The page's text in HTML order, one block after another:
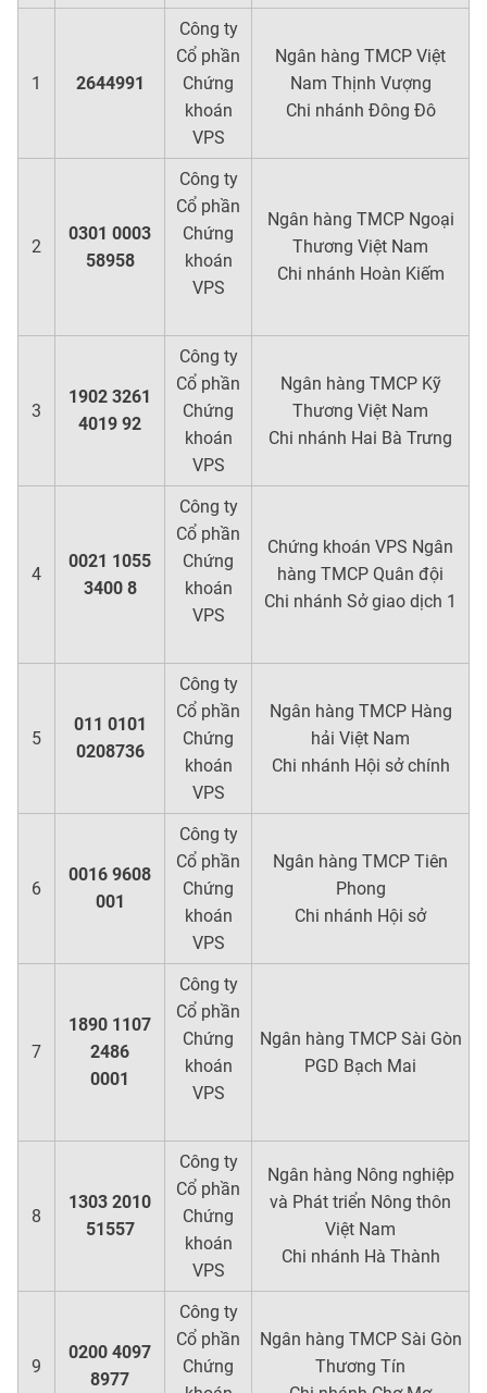
1 2644991
Công ty
Cổ phần
Chứng
khoán
VPS
Ngân hàng TMCP Việt
Nam Thịnh Vượng
Chi nhánh Đông Đô
2
0301 0003
58958
Công ty
Cổ phần
Chứng
khoán
VPS
Ngân hàng TMCP Ngoại
Thương Việt Nam
Chi nhánh Hoàn Kiếm
3
1902 3261
4019 92
Công ty
Cổ phần
Chứng
khoán
VPS
Ngân hàng TMCP Kỹ
Thương Việt Nam
Chi nhánh Hai Bà Trưng
4
0021 1055
3400 8
Công ty
Cổ phần
Chứng
khoán
VPS
Chứng khoán VPS Ngân
hàng TMCP Quân đội
Chi nhánh Sở giao dịch 1
5
011 0101
0208736
Công ty
Cổ phần
Chứng
khoán
VPS
Ngân hàng TMCP Hàng
hải Việt Nam
Chi nhánh Hội sở chính
6
0016 9608
001
Công ty
Cổ phần
Chứng
khoán
VPS
Ngân hàng TMCP Tiên
Phong
Chi nhánh Hội sở
7
1890 1107
2486
0001
Công ty
Cổ phần
Chứng
khoán
VPS
Ngân hàng TMCP Sài Gòn
PGD Bạch Mai
8
1303 2010
51557
Công ty
Cổ phần
Chứng
khoán
VPS
Ngân hàng Nông nghiệp
và Phát triển Nông thôn
Việt Nam
Chi nhánh Hà Thành
9
0200 4097
8977
Công ty
Cổ phần
Chứng
Ngân hàng TMCP Sài Gòn
Thương Tín